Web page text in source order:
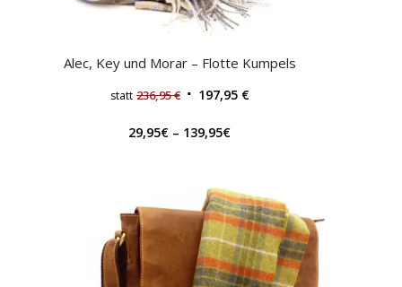
Alec, Key und Morar – Flotte Kumpels
statt 236,95€ 197,95 €
29,95€ – 139,95€